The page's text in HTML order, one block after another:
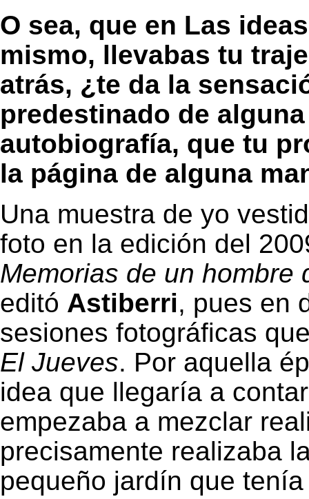
O sea, que en Las
mismo, llevabas tu
atrás, ¿te da la
predestinado de
autobiografía, que tu
la página de alguna
Una muestra de yo
foto en la edición del
Memorias de un hombre
editó Astiberri, pues en
sesiones fotográficas
El Jueves. Por aquella
idea que llegaría a
empezaba a mezclar
precisamente realizaba
pequeño jardín que